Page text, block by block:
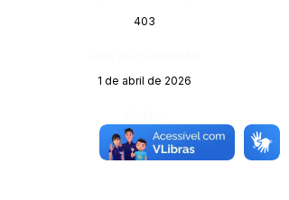
403
1 de abril de 2026